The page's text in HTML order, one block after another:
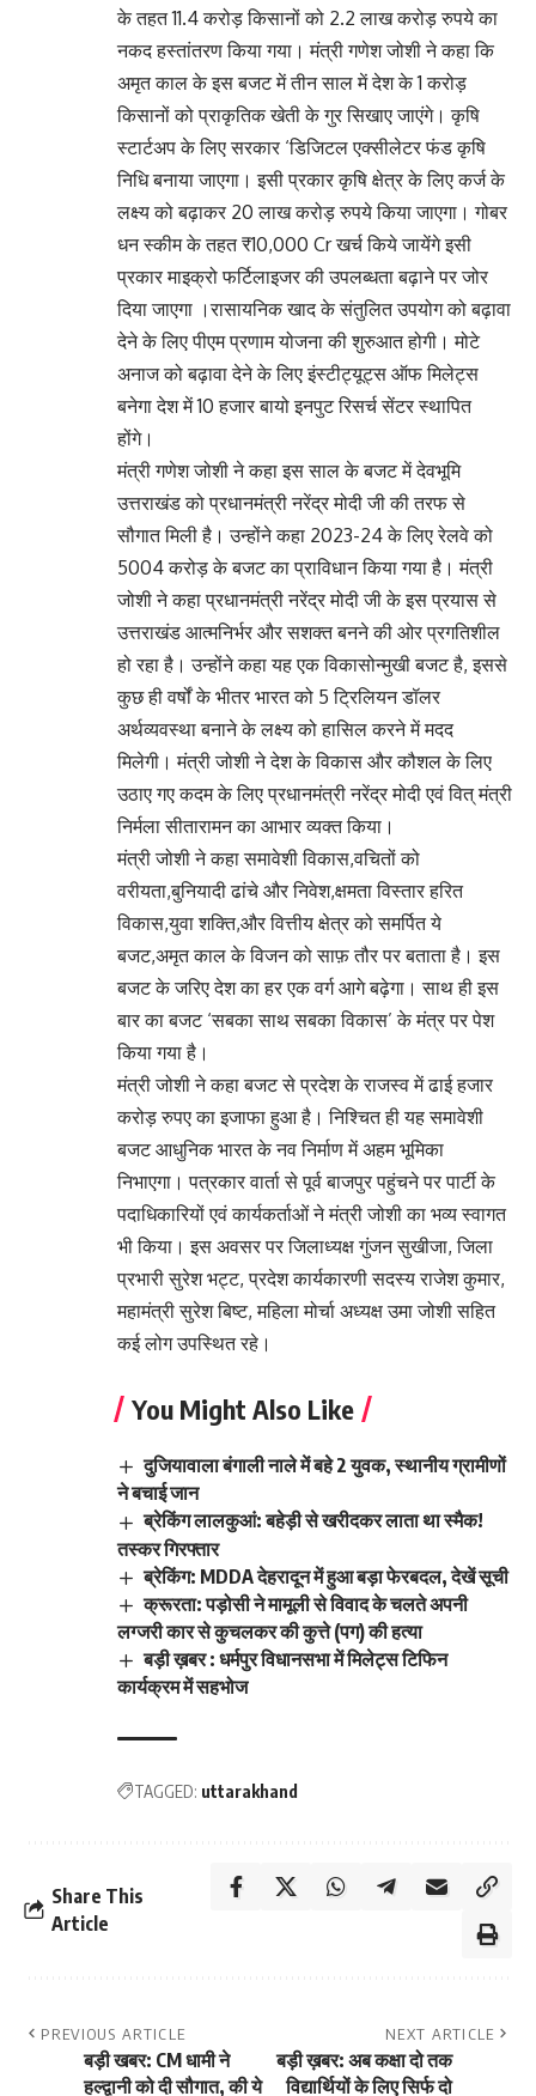
के तहत 11.4 करोड़ किसानों को 2.2 लाख करोड़ रुपये का
नकद हस्तांतरण किया गया। मंत्री गणेश जोशी ने कहा कि
अमृत काल के इस बजट में तीन साल में देश के 1 करोड़
किसानों को प्राकृतिक खेती के गुर सिखाए जाएंगे। कृषि
स्टार्टअप के लिए सरकार ‘डिजिटल एक्सीलेटर फंड कृषि
निधि बनाया जाएगा। इसी प्रकार कृषि क्षेत्र के लिए कर्ज के
लक्ष्य को बढ़ाकर 20 लाख करोड़ रुपये किया जाएगा। गोबर
धन स्कीम के तहत ₹10,000 Cr खर्च किये जायेंगे इसी
प्रकार माइक्रो फर्टिलाइजर की उपलब्धता बढ़ाने पर जोर
दिया जाएगा ।रासायनिक खाद के संतुलित उपयोग को बढ़ावा
देने के लिए पीएम प्रणाम योजना की शुरुआत होगी। मोटे
अनाज को बढ़ावा देने के लिए इंस्टीट्यूट्स ऑफ मिलेट्स
बनेगा देश में 10 हजार बायो इनपुट रिसर्च सेंटर स्थापित
होंगे।
मंत्री गणेश जोशी ने कहा इस साल के बजट में देवभूमि
उत्तराखंड को प्रधानमंत्री नरेंद्र मोदी जी की तरफ से
सौगात मिली है। उन्होंने कहा 2023-24 के लिए रेलवे को
5004 करोड़ के बजट का प्राविधान किया गया है। मंत्री
जोशी ने कहा प्रधानमंत्री नरेंद्र मोदी जी के इस प्रयास से
उत्तराखंड आत्मनिर्भर और सशक्त बनने की ओर प्रगतिशील
हो रहा है। उन्होंने कहा यह एक विकासोन्मुखी बजट है, इससे
कुछ ही वर्षों के भीतर भारत को 5 ट्रिलियन डॉलर
अर्थव्यवस्था बनाने के लक्ष्य को हासिल करने में मदद
मिलेगी। मंत्री जोशी ने देश के विकास और कौशल के लिए
उठाए गए कदम के लिए प्रधानमंत्री नरेंद्र मोदी एवं वित् मंत्री
निर्मला सीतारामन का आभार व्यक्त किया।
मंत्री जोशी ने कहा समावेशी विकास,वचितों को
वरीयता,बुनियादी ढांचे और निवेश,क्षमता विस्तार हरित
विकास,युवा शक्ति,और वित्तीय क्षेत्र को समर्पित ये
बजट,अमृत काल के विजन को साफ़ तौर पर बताता है। इस
बजट के जरिए देश का हर एक वर्ग आगे बढ़ेगा। साथ ही इस
बार का बजट ‘सबका साथ सबका विकास’ के मंत्र पर पेश
किया गया है।
मंत्री जोशी ने कहा बजट से प्रदेश के राजस्व में ढाई हजार
करोड़ रुपए का इजाफा हुआ है। निश्चित ही यह समावेशी
बजट आधुनिक भारत के नव निर्माण में अहम भूमिका
निभाएगा। पत्रकार वार्ता से पूर्व बाजपुर पहुंचने पर पार्टी के
पदाधिकारियों एवं कार्यकर्ताओं ने मंत्री जोशी का भव्य स्वागत
भी किया। इस अवसर पर जिलाध्यक्ष गुंजन सुखीजा, जिला
प्रभारी सुरेश भट्ट, प्रदेश कार्यकारणी सदस्य राजेश कुमार,
महामंत्री सुरेश बिष्ट, महिला मोर्चा अध्यक्ष उमा जोशी सहित
कई लोग उपस्थित रहे।
You Might Also Like
दुजियावाला बंगाली नाले में बहे 2 युवक, स्थानीय ग्रामीणों
ने बचाई जान
ब्रेकिंग लालकुआं: बहेड़ी से खरीदकर लाता था स्मैक!
तस्कर गिरफ्तार
ब्रेकिंग: MDDA देहरादून में हुआ बड़ा फेरबदल, देखें सूची
क्रूरता: पड़ोसी ने मामूली से विवाद के चलते अपनी
लग्जरी कार से कुचलकर की कुत्ते (पग) की हत्या
बड़ी ख़बर : धर्मपुर विधानसभा में मिलेट्स टिफिन
कार्यक्रम में सहभोज
TAGGED: uttarakhand
Share This
Article
PREVIOUS ARTICLE
बड़ी खबर: CM धामी ने
हल्द्वानी को दी सौगात, की ये
NEXT ARTICLE
बड़ी ख़बर: अब कक्षा दो तक
विद्यार्थियों के लिए सिर्फ दो